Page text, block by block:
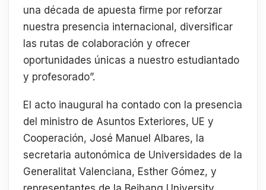
una década de apuesta firme por reforzar
nuestra presencia internacional, diversificar
las rutas de colaboración y ofrecer
oportunidades únicas a nuestro estudiantado
y profesorado”.
El acto inaugural ha contado con la presencia
del ministro de Asuntos Exteriores, UE y
Cooperación, José Manuel Albares, la
secretaria autonómica de Universidades de la
Generalitat Valenciana, Esther Gómez, y